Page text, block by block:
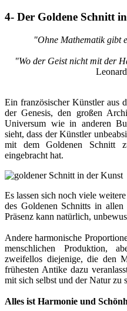
4- Der Goldene Schnitt
"Ohne Mathematik gibt
"Wo der Geist nicht mit der
Ein französischer Künstler aus
der Genesis, den großen
Universum wie in anderen
sieht, dass der Künstler
mit dem Goldenen Schnitt
eingebracht hat.
Es lassen sich noch viele
des Goldenen Schnitts in
Präsenz kann natürlich,
Andere harmonische
menschlichen Produktion,
zweifellos diejenige, die den
frühesten Antike dazu
mit sich selbst und der Natur zu
Alles ist Harmonie und